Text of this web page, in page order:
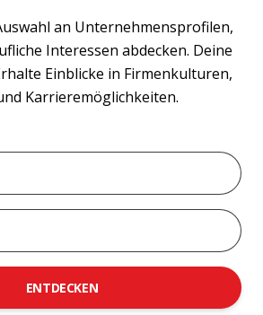
an Unternehmensprofilen,
Interessen abdecken. Deine
Einblicke in Firmenkulturen,
Karrieremöglichkeiten.
ENTDECKEN